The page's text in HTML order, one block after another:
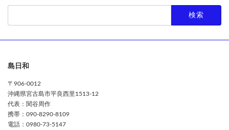
島日和
〒906-0012
沖縄県宮古島市平良西里1513-12
代表：関谷周作
携帯：090-8290-8109
電話：0980-73-5147